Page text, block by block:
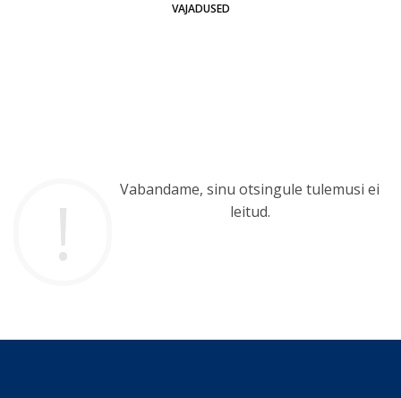
VAJADUSED
Vabandame, sinu otsingule tulemusi ei
leitud.